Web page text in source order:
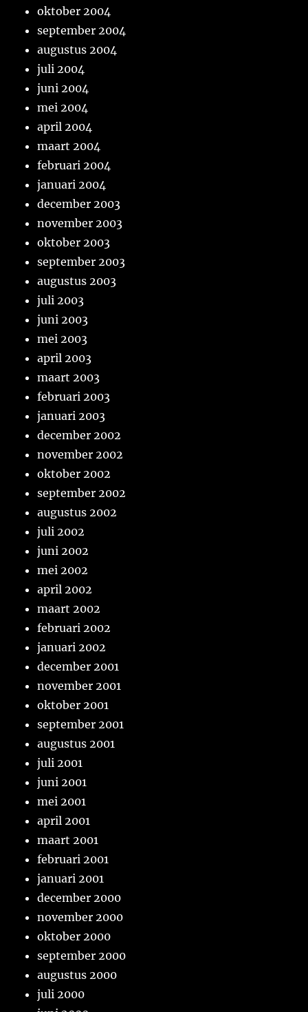
oktober 2004
september 2004
augustus 2004
juli 2004
juni 2004
mei 2004
april 2004
maart 2004
februari 2004
januari 2004
december 2003
november 2003
oktober 2003
september 2003
augustus 2003
juli 2003
juni 2003
mei 2003
april 2003
maart 2003
februari 2003
januari 2003
december 2002
november 2002
oktober 2002
september 2002
augustus 2002
juli 2002
juni 2002
mei 2002
april 2002
maart 2002
februari 2002
januari 2002
december 2001
november 2001
oktober 2001
september 2001
augustus 2001
juli 2001
juni 2001
mei 2001
april 2001
maart 2001
februari 2001
januari 2001
december 2000
november 2000
oktober 2000
september 2000
augustus 2000
juli 2000